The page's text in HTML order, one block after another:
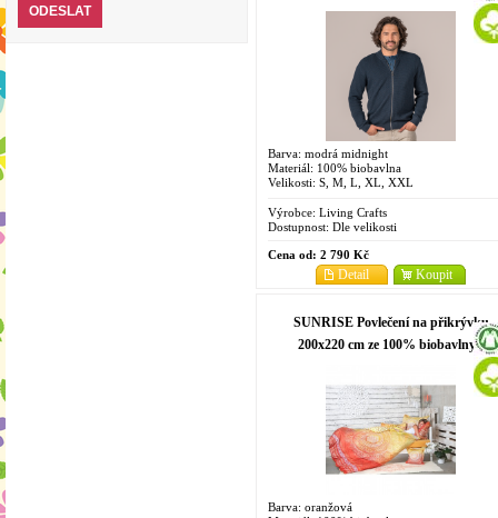
Barva: modrá midnight
Materiál: 100% biobavlna
Velikosti: S, M, L, XL, XXL
Výrobce: Living Crafts
Dostupnost: Dle velikosti
Cena od: 2 790 Kč
Koupit
Detail
SUNRISE Povlečení na přikrývku
200x220 cm ze 100% biobavlny s
Barva: oranžová